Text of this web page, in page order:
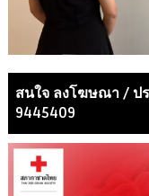
สนใจ ลงโฆษณา / ป
9445409